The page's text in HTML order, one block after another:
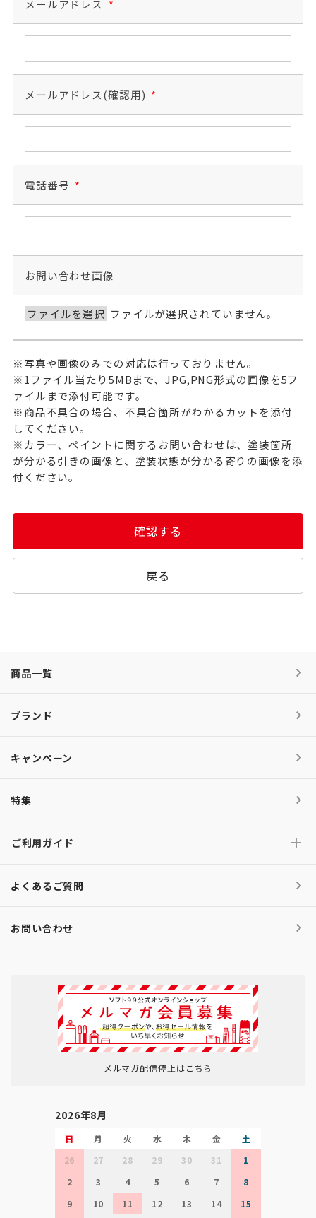
メールアドレス *
メールアドレス(確認用) *
電話番号 *
お問い合わせ画像
ファイルを選択 ファイルが選択されていません。
※写真や画像のみでの対応は行っておりません。
※1ファイル当たり5MBまで、JPG,PNG形式の画像を5フ
ァイルまで添付可能です。
※商品不具合の場合、不具合箇所がわかるカットを添付
してください。
※カラー、ペイントに関するお問い合わせは、塗装箇所
が分かる引きの画像と、塗装状態が分かる寄りの画像を添
付ください。
確認する
戻る
商品一覧
ブランド
キャンペーン
特集
ご利用ガイド
よくあるご質問
お問い合わせ
メルマガ配信停止はこちら
2026年8月
日 月 火 水 木 金
土
26
27 28 29 30 31
1
2
3 4 5 6 7
8
9
10 11 12 13 14 15